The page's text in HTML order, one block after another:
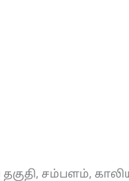
சம்பளம்,